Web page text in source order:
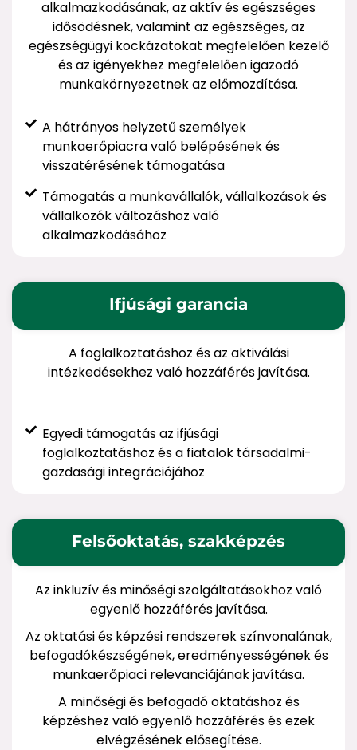
alkalmazkodásának, az aktív és egészséges
idősödésnek, valamint az egészséges, az
egészségügyi kockázatokat megfelelően kezelő
és az igényekhez megfelelően igazodó
munkakörnyezetnek az előmozdítása.
A hátrányos helyzetű személyek
munkaerőpiacra való belépésének és
visszatérésének támogatása
Támogatás a munkavállalók, vállalkozások és
vállalkozók változáshoz való
alkalmazkodásához
Ifjúsági garancia
A foglalkoztatáshoz és az aktiválási
intézkedésekhez való hozzáférés javítása.
Egyedi támogatás az ifjúsági
foglalkoztatáshoz és a fiatalok társadalmi-
gazdasági integrációjához
Felsőoktatás, szakképzés
Az inkluzív és minőségi szolgáltatásokhoz való
egyenlő hozzáférés javítása.
Az oktatási és képzési rendszerek színvonalának,
befogadókészségének, eredményességének és
munkaerőpiaci relevanciájának javítása.
A minőségi és befogadó oktatáshoz és
képzéshez való egyenlő hozzáférés és ezek
elvégzésének elősegítése.